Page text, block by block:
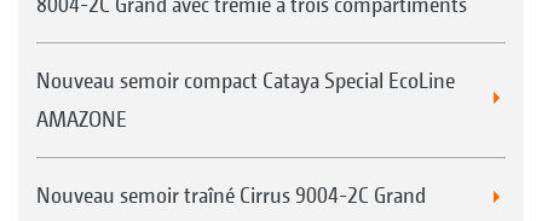
Nouveau semoir compact Cataya Special EcoLine
AMAZONE
Nouveau semoir traîné Cirrus 9004-2C Grand